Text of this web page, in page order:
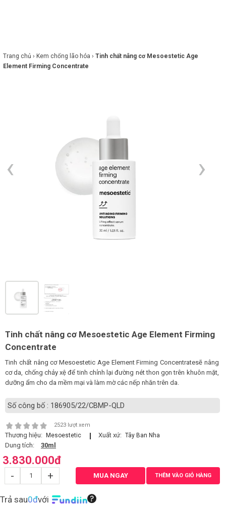
FEATURED BRAND
Trang chủ › Kem chống lão hóa › Tinh chất nâng cơ Mesoestetic Age
Element Firming Concentrate
Tinh chất nâng cơ Mesoestetic Age Element Firming
Concentrate
Tinh chất nâng cơ Mesoestetic Age Element Firming Concentratesẽ nâng
cơ da, chống chảy xệ để tinh chỉnh lại đường nét thon gọn trên khuôn mặt,
dưỡng ẩm cho da mềm mại và làm mờ các nếp nhăn trên da.
Số công bố : 186905/22/CBMP-QLD
2523 lượt xem
Thương hiệu: Mesoestetic Xuất xứ: Tây Ban Nha
Dung tích: 30ml
3.830.000đ
- + MUA NGAY THÊM VÀO GIỎ HÀNG
Trả sau0đvới